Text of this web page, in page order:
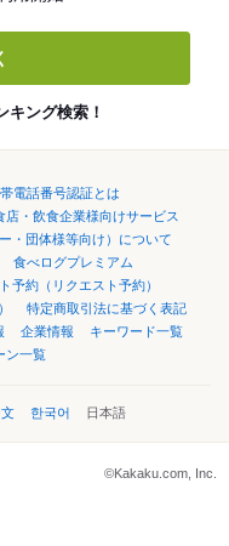
キング検索！
電話番号認証とは
店・飲食企業様向けサービス
・団体様等向け）について
食べログプレミアム
予約（リクエスト予約）
特定商取引法に基づく表記
企業情報
キーワード一覧
ン一覧
한국어 日本語
©Kakaku.com, Inc.